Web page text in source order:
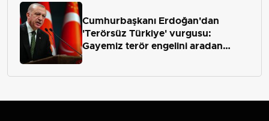
Cumhurbaşkanı Erdoğan'dan
'Terörsüz Türkiye' vurgusu:
Gayemiz terör engelini aradan